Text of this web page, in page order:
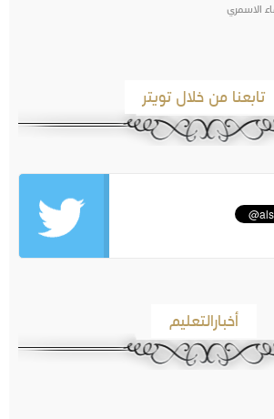
الاسمري
تابعنا من خلال تويتر
أخبارالتعليم